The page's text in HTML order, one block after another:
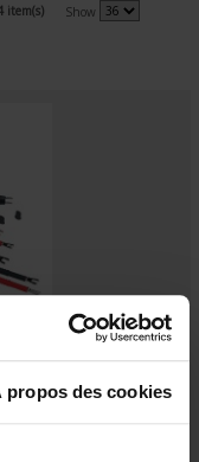
propos des cookies
item(s) Show
with micro-